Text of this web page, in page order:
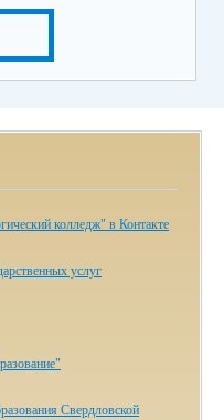
колледж" в Контакте
услуг
Свердловской